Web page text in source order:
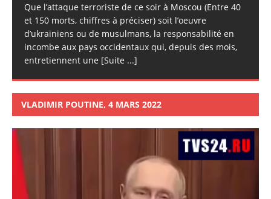
Que l’attaque terroriste de ce soir à Moscou (Entre 40
et 150 morts, chiffres à préciser) soit l’oeuvre
d’ukrainiens ou de musulmans, la responsabilité en
incombe aux pays occidentaux qui, depuis des mois,
entretiennent une [Suite ...]
VLADIMIR POUTINE, 4 MARS 2022
Lecteur
vidéo